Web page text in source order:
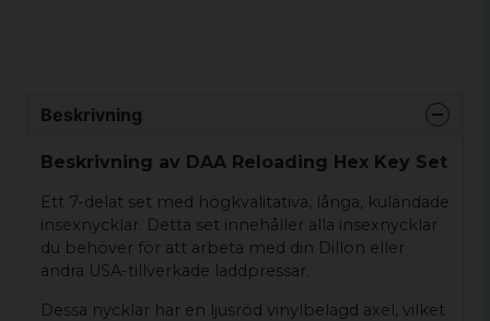
Beskrivning
Beskrivning av DAA Reloading Hex Key Set
Ett 7-delat set med högkvalitativa, långa, kuländade
insexnycklar. Detta set innehåller alla insexnycklar
du behöver för att arbeta med din Dillon eller
andra USA-tillverkade laddpressar.
Dessa nycklar har en ljusröd vinylbelagd axel, vilket